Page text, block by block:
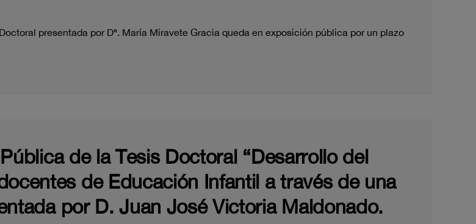
presentada por Dª. María Miravete Gracia queda en exposición pública por un plazo
de la Tesis Doctoral “Desarrollo del
de Educación Infantil a través de una
por D. Juan José Victoria Maldonado.